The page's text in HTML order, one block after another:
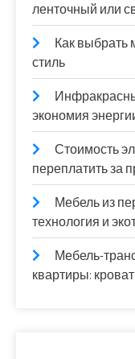
ленточный или
Как выбрать
стиль
экономия
Стоимость
переплатить за
Мебель из
технология и
Мебель-
квартиры: